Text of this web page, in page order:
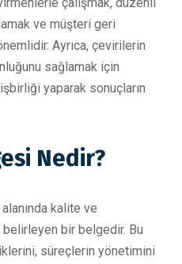
çalışmak, düzenli
ve müşteri geri
Ayrıca, çevirilerin
sağlamak için
yaparak sonuçların
Nedir?
kalite ve
bir belgedir. Bu
süreçlerin yönetimini